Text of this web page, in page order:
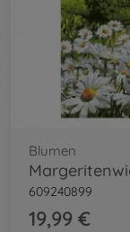
Blumen
609240899
19,99 €